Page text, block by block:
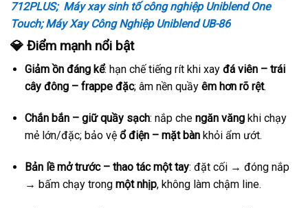
712PLUS; Máy xay sinh tố công nghiệp Uniblend One
Touch;Máy Xay Công Nghiệp Uniblend UB-86
💎 Điểm mạnh nổi bật
Giảm ồn đáng kể: hạn chế tiếng rít khi xay đá viên – trái
cây đông – frappe đặc; âm nền quầy êm hơn rõ rệt.
Chắn bắn – giữ quầy sạch: nắp che ngăn văngkhi chạy
mẻ lớn/đặc; bảo vệ ổ điện – mặt bànkhỏi ẩm ướt.
Bản lề mở trước – thao tác một tay: đặt cối → đóng nắp
→ bấm chạy trong một nhịp, không làm chậm line.